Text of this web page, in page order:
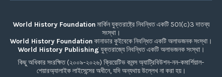
World History Foundation মার্কিন যুক্তরাষ্ট্রে নিবন্ধিত একটি 501(c)3 দাতব্য
সংস্থা।
World History Foundation কানাডার কুইবেকে নিবন্ধিত একটি অলাভজনক সংস্থা।
World History Publishing যুক্তরাজ্যে নিবন্ধিত একটি অলাভজনক সংস্থা।
কিছু অধিকার সংরক্ষিত (২০০৯-২০২৬) ক্রিয়েটিভ কমন্স অ্যাট্রিবিউশন-নন-কমার্শিয়াল-
শেয়ারঅ্যালাইক লাইসেন্সের অধীনে, যদি অন্যথায় উল্লেখ না করা হয়।